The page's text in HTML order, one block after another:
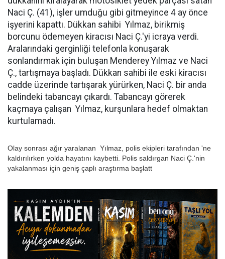
Naci Ç. (41), işler umduğu gibi gitmeyince 4 ay önce
işyerini kapattı. Dükkan sahibi Yılmaz, birikmiş
borcunu ödemeyen kiracısı Naci Ç.'yi icraya verdi.
Aralarındaki gerginliği telefonla konuşarak
sonlandırmak için buluşan Menderey Yılmaz ve Naci
Ç., tartışmaya başladı. Dükkan sahibi ile eski kiracısı
cadde üzerinde tartışarak yürürken, Naci Ç. bir anda
belindeki tabancayı çıkardı. Tabancayı görerek
kaçmaya çalışan Yılmaz, kurşunlara hedef olmaktan
kurtulamadı.
Olay sonrası ağır yaralanan Yılmaz, polis ekipleri tarafından 'ne
kaldırılırken yolda hayatını kaybetti. Polis saldırgan Naci Ç.'nin
yakalanması için geniş çaplı araştırma başlatt